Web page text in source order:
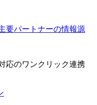
要パートナーの情報源
応のワンクリック連携